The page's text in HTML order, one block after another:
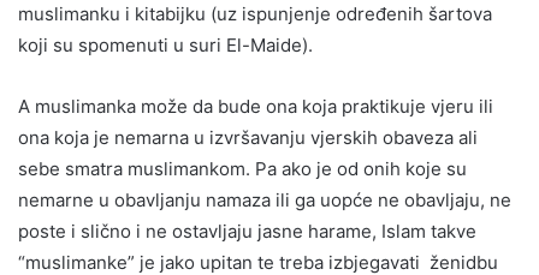
muslimanku i kitabijku (uz ispunjenje određenih šartova
koji su spomenuti u suri El-Maide).
A muslimanka može da bude ona koja praktikuje vjeru ili
ona koja je nemarna u izvršavanju vjerskih obaveza ali
sebe smatra muslimankom. Pa ako je od onih koje su
nemarne u obavljanju namaza ili ga uopće ne obavljaju, ne
poste i slično i ne ostavljaju jasne harame, Islam takve
“muslimanke” je jako upitan te treba izbjegavati ženidbu